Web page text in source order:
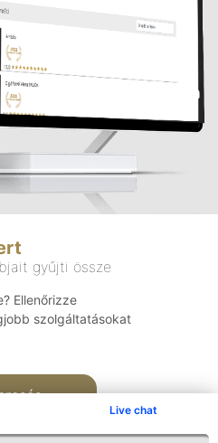
Live chat
gyűjti össze
Ellenőrizze
szolgáltatásokat